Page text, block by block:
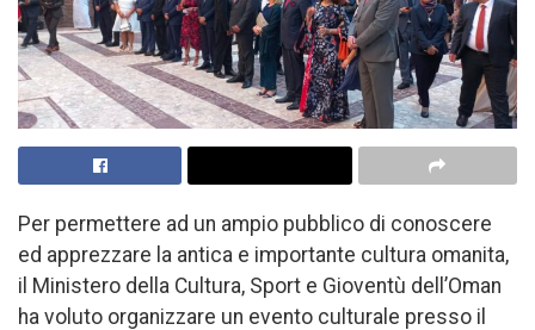
Per permettere ad un ampio pubblico di conoscere
ed apprezzare la antica e importante cultura omanita,
il Ministero della Cultura, Sport e Gioventù dell’Oman
ha voluto organizzare un evento culturale presso il